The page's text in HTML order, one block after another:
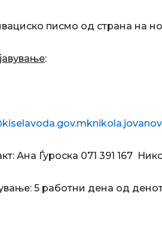
писмо од страна на
:
Ана Ѓуроска 071 391 167
5 работни дена од